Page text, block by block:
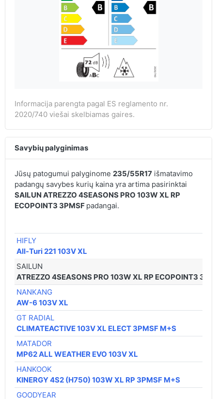
Informacija parengta pagal ES reglamento nr.
2020/740 viešai skelbiamas gaires.
Savybių palyginimas
Jūsų patogumui palyginome 235/55R17išmatavimo
padangų savybes kurių kaina yra artima pasirinktai
SAILUN ATREZZO 4SEASONS PRO 103W XL RP
ECOPOINT3 3PMSF padangai.
HIFLY
All-Turi 221 103V XL
SAILUN
ATREZZO 4SEASONS PRO 103W XL RP ECOPOINT3
NANKANG
AW-6 103V XL
GT RADIAL
CLIMATEACTIVE 103V XL ELECT 3PMSF M+S
MATADOR
MP62 ALL WEATHER EVO 103V XL
HANKOOK
KINERGY 4S2 (H750) 103W XL RP 3PMSF M+S
GOODYEAR